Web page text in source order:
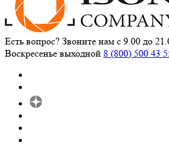
Есть вопрос? Звоните нам с 9.00 до
Воскресенье выходной 8 (800) 500 43